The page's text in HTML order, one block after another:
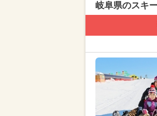
岐阜県のスキ